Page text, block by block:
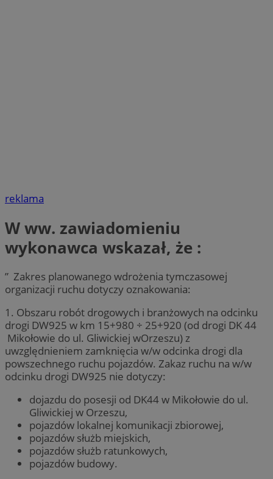
reklama
W ww. zawiadomieniu
wykonawca wskazał, że :
” Zakres planowanego wdrożenia tymczasowej
organizacji ruchu dotyczy oznakowania:
1. Obszaru robót drogowych i branżowych na odcinku
drogi DW925 w km 15+980 ÷ 25+920 (od drogi DK 44
Mikołowie do ul. Gliwickiej wOrzeszu) z
uwzględnieniem zamknięcia w/w odcinka drogi dla
powszechnego ruchu pojazdów. Zakaz ruchu na w/w
odcinku drogi DW925 nie dotyczy:
dojazdu do posesji od DK44 w Mikołowie do ul.
Gliwickiej w Orzeszu,
pojazdów lokalnej komunikacji zbiorowej,
pojazdów służb miejskich,
pojazdów służb ratunkowych,
pojazdów budowy.